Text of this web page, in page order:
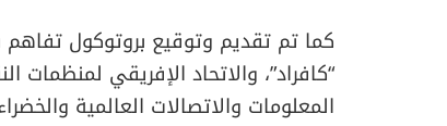
كما تم تقديم وتوقيع بروتوكول
“كافراد”، والاتحاد الإفريقي لمنظمات
المعلومات والاتصالات العالمية